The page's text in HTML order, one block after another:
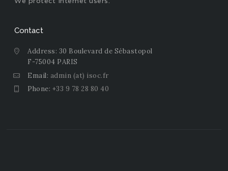
Contact
Address: 30 Boulevard de Sébastopol
F-75004 PARIS
Email: admin (at) isoc.fr
Phone: +33 9 78 28 80 40